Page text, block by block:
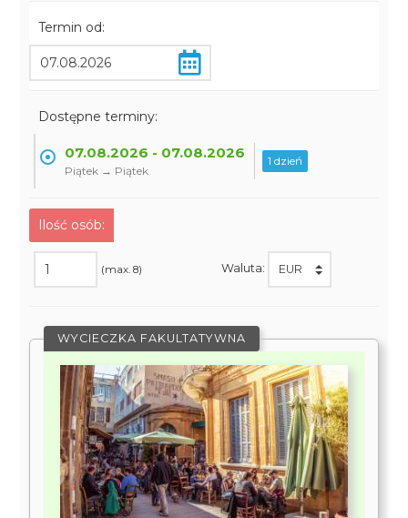
Termin od:
Dostępne terminy:
07.08.2026 - 07.08.2026
Piątek → Piątek
1 dzień
Ilość osób:
(max. 8) Waluta:
WYCIECZKA FAKULTATYWNA